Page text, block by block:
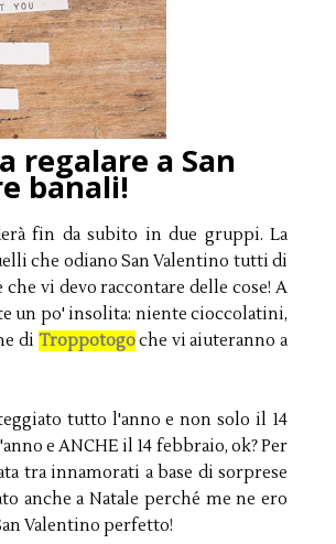
regalare a San
banali!
fin da subito in due gruppi. La
che odiano San Valentino tutti di
vi devo raccontare delle cose! A
un po' insolita: niente cioccolatini,
di Troppotogoche vi aiuteranno a
tutto l'anno e non solo il 14
e ANCHE il 14 febbraio, ok? Per
tra innamorati a base di sorprese
anche a Natale perché me ne ero
Valentino perfetto!